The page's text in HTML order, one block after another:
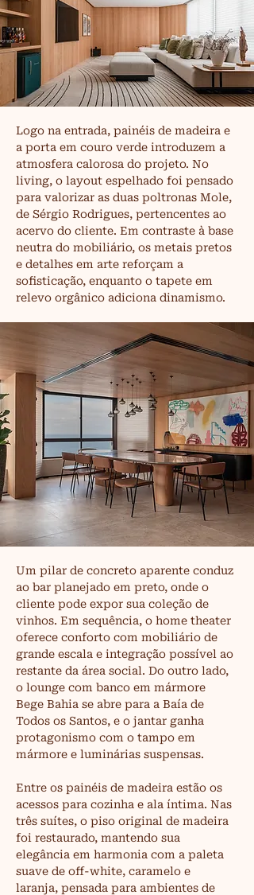
Logo na entrada, painéis de madeira e
a porta em couro verde introduzem a
atmosfera calorosa do projeto. No
living, o layout espelhado foi pensado
para valorizar as duas poltronas Mole,
de Sérgio Rodrigues, pertencentes ao
acervo do cliente. Em contraste à base
neutra do mobiliário, os metais pretos
e detalhes em arte reforçam a
sofisticação, enquanto o tapete em
relevo orgânico adiciona dinamismo.
Um pilar de concreto aparente conduz
ao bar planejado em preto, onde o
cliente pode expor sua coleção de
vinhos. Em sequência, o home theater
oferece conforto com mobiliário de
grande escala e integração possível ao
restante da área social. Do outro lado,
o lounge com banco em mármore
Bege Bahia se abre para a Baía de
Todos os Santos, e o jantar ganha
protagonismo com o tampo em
mármore e luminárias suspensas.
Entre os painéis de madeira estão os
acessos para cozinha e ala íntima. Nas
três suítes, o piso original de madeira
foi restaurado, mantendo sua
elegância em harmonia com a paleta
suave de off-white, caramelo e
laranja, pensada para ambientes de